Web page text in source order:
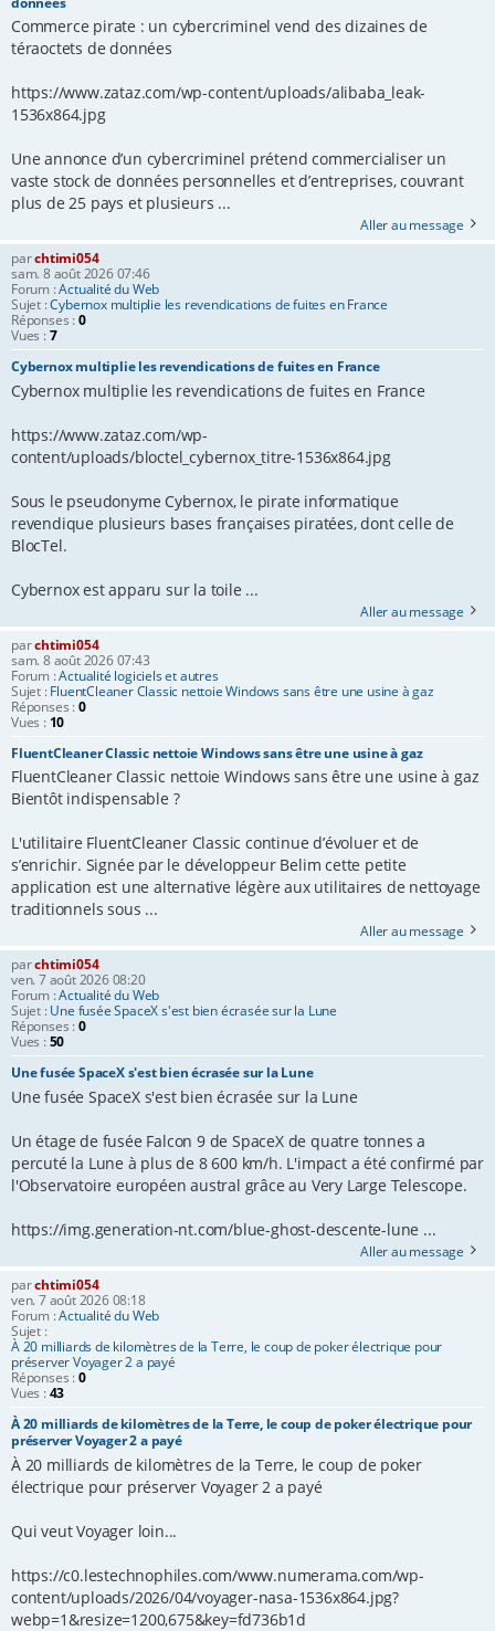
Commerce pirate : un cybercriminel vend des dizaines de
téraoctets de données
https://www.zataz.com/wp-content/uploads/alibaba_leak-
1536x864.jpg
Une annonce d’un cybercriminel prétend commercialiser un
vaste stock de données personnelles et d’entreprises, couvrant
plus de 25 pays et plusieurs ...
Aller au message
parchtimi054
sam. 8 août 2026 07:46
Forum :Actualité du Web
Sujet :Cybernox multiplie les revendications de fuites en France
Réponses :0
Vues :7
Cybernox multiplie les revendications de fuites en France
Cybernox multiplie les revendications de fuites en France
https://www.zataz.com/wp-
content/uploads/bloctel_cybernox_titre-1536x864.jpg
Sous le pseudonyme Cybernox, le pirate informatique
revendique plusieurs bases françaises piratées, dont celle de
BlocTel.
Cybernox est apparu sur la toile ...
Aller au message
parchtimi054
sam. 8 août 2026 07:43
Forum :Actualité logiciels et autres
Sujet :FluentCleaner Classic nettoie Windows sans être une usine à gaz
Réponses :0
Vues : 10
FluentCleaner Classic nettoie Windows sans être une usine à gaz
FluentCleaner Classic nettoie Windows sans être une usine à gaz
Bientôt indispensable ?
L'utilitaire FluentCleaner Classic continue d’évoluer et de
s’enrichir. Signée par le développeur Belim cette petite
application est une alternative légère aux utilitaires de nettoyage
traditionnels sous ...
Aller au message
parchtimi054
ven. 7 août 2026 08:20
Forum :Actualité du Web
Sujet :Une fusée SpaceX s'est bien écrasée sur la Lune
Réponses :0
Vues :50
Une fusée SpaceX s'est bien écrasée sur la Lune
Une fusée SpaceX s'est bien écrasée sur la Lune
Un étage de fusée Falcon 9 de SpaceX de quatre tonnes a
percuté la Lune à plus de 8 600 km/h. L'impact a été confirmé par
l'Observatoire européen austral grâce au Very Large Telescope.
https://img.generation-nt.com/blue-ghost-descente-lune ...
Aller au message
parchtimi054
ven. 7 août 2026 08:18
Forum :Actualité du Web
Sujet :
À 20 milliards de kilomètres de la Terre, le coup de poker électrique pour
préserver Voyager 2 a payé
Réponses :0
Vues :43
À 20 milliards de kilomètres de la Terre, le coup de poker électrique pour
préserver Voyager 2 a payé
À 20 milliards de kilomètres de la Terre, le coup de poker
électrique pour préserver Voyager 2 a payé
Qui veut Voyager loin...
https://c0.lestechnophiles.com/www.numerama.com/wp-
content/uploads/2026/04/voyager-nasa-1536x864.jpg?
webp=1&resize=1200,675&key=fd736b1d